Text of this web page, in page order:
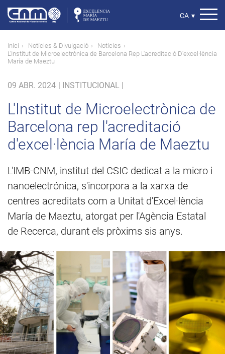
contingut
Select
CA ▾
Fil
d'ariadna
Inici Notícies & Divulgació
Notícies
L'Institut de Microelectrònica de Barcelona Rep L'acreditació D'excel·lència
María de Maeztu
09 ABR. 2024 | INSTITUCIONAL |
L'Institut de Microelectrònica de
Barcelona rep l'acreditació
d'excel·lència María de Maeztu
L'IMB-CNM, institut del CSIC dedicat a la micro i
nanoelectrónica, s'incorpora a la xarxa de
centres acreditats com a Unitat d'Excel·lència
María de Maeztu, atorgat per l'Agència Estatal
de Recerca, durant els pròxims sis anys.